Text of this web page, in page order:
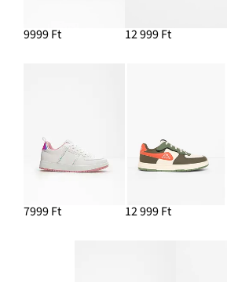
9999 Ft 12 999 Ft
7999 Ft 12 999 Ft